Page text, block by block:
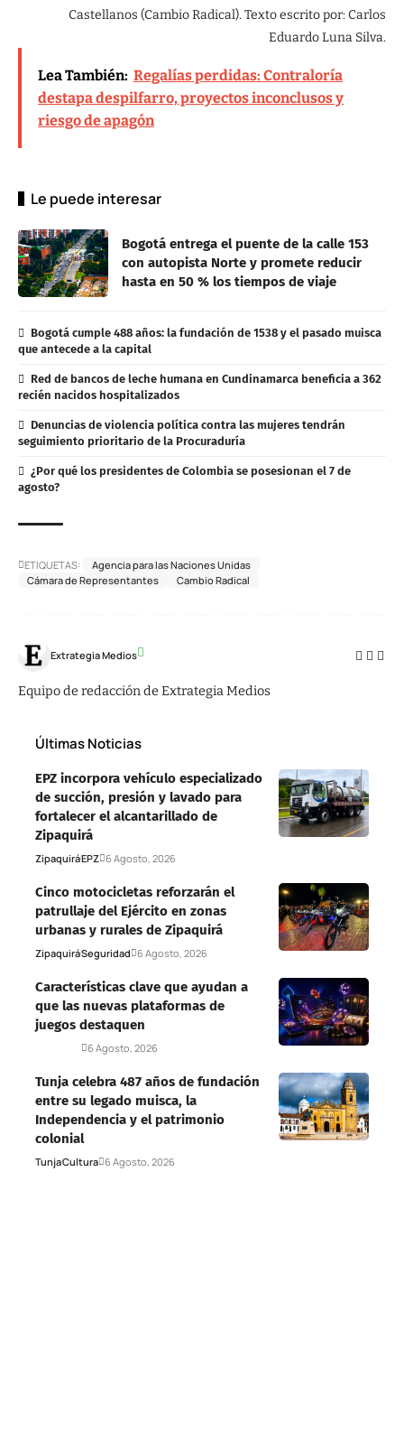
Castellanos (Cambio Radical). Texto escrito por: Carlos
Eduardo Luna Silva.
Lea También: Regalías perdidas: Contraloría
destapa despilfarro, proyectos inconclusos y
riesgo de apagón
Le puede interesar
Bogotá entrega el puente de la calle 153
con autopista Norte y promete reducir
hasta en 50 % los tiempos de viaje
Bogotá cumple 488 años: la fundación de 1538 y el pasado muisca
que antecede a la capital
Red de bancos de leche humana en Cundinamarca beneficia a 362
recién nacidos hospitalizados
Denuncias de violencia política contra las mujeres tendrán
seguimiento prioritario de la Procuraduría
¿Por qué los presidentes de Colombia se posesionan el 7 de
agosto?
ETIQUETAS:
Agencia para las Naciones Unidas
Cámara de Representantes
Cambio Radical
Extrategia Medios
Equipo de redacción de Extrategia Medios
Últimas Noticias
EPZ incorpora vehículo especializado
de succión, presión y lavado para
fortalecer el alcantarillado de
Zipaquirá
ZipaquiráEPZ 6 Agosto, 2026
Cinco motocicletas reforzarán el
patrullaje del Ejército en zonas
urbanas y rurales de Zipaquirá
ZipaquiráSeguridad 6 Agosto, 2026
Características clave que ayudan a
que las nuevas plataformas de
juegos destaquen
6 Agosto, 2026
Tunja celebra 487 años de fundación
entre su legado muisca, la
Independencia y el patrimonio
colonial
TunjaCultura 6 Agosto, 2026